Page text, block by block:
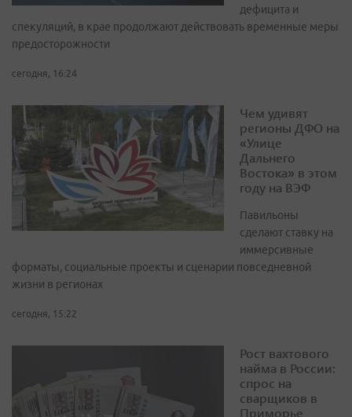
дефицита и
спекуляций, в крае продолжают действовать временные меры
предосторожности
сегодня, 16:24
Чем удивят
регионы ДФО на
«Улице
Дальнего
Востока» в этом
году на ВЭФ
Павильоны
сделают ставку на
иммерсивные
форматы, социальные проекты и сценарии повседневной
жизни в регионах
сегодня, 15:22
Рост вахтового
найма в России:
спрос на
сварщиков в
Приморье